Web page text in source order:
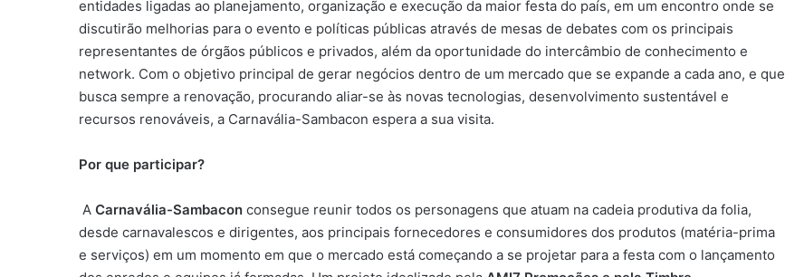
entidades ligadas ao planejamento, organização e execução da maior festa do país, em um encontro onde se
discutirão melhorias para o evento e políticas públicas através de mesas de debates com os principais
representantes de órgãos públicos e privados, além da oportunidade do intercâmbio de conhecimento e
network. Com o objetivo principal de gerar negócios dentro de um mercado que se expande a cada ano, e que
busca sempre a renovação, procurando aliar-se às novas tecnologias, desenvolvimento sustentável e
recursos renováveis, a Carnavália-Sambacon espera a sua visita.
Por que participar?
A Carnavália-Sambacon consegue reunir todos os personagens que atuam na cadeia produtiva da folia,
desde carnavalescos e dirigentes, aos principais fornecedores e consumidores dos produtos (matéria-prima
e serviços) em um momento em que o mercado está começando a se projetar para a festa com o lançamento